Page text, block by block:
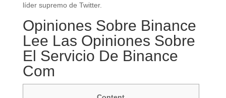
líder supremo de Twitter.
Opiniones Sobre Binance
Lee Las Opiniones Sobre
El Servicio De Binance
Com